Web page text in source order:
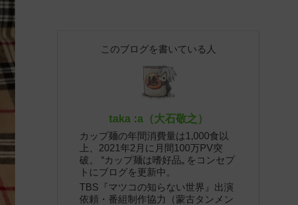
このブログを書いている人
taka :a（大石敬之）
カップ麺の年間消費量は1,000食以
上、2021年2月に月間100万PV突
破。 “カップ麺は嗜好品„ をコンセプ
トにブログを更新中。
TBS『マツコの知らない世界』出演
依頼・番組制作協力（蒙古タンメン